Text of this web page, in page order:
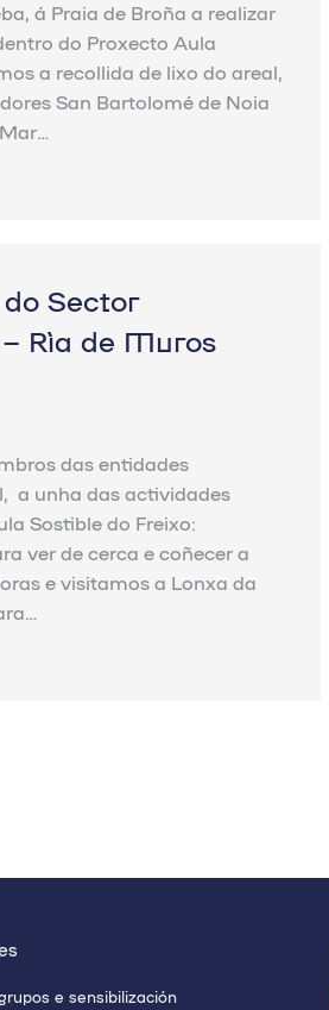
á Praia de Broña a realizar
do Proxecto Aula
a recollida de lixo do areal,
San Bartolomé de Noia
Sector
Ría de Muros
das entidades
a unha das actividades
Sostible do Freixo:
ver de cerca e coñecer a
e visitamos a Lonxa da
e sensibilización